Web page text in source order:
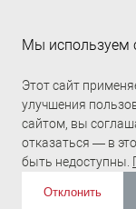
Прямая связь
Мы используем
Этот сайт
улучшения
сайтом, вы
отказаться — в
быть недоступны.
Отклонить